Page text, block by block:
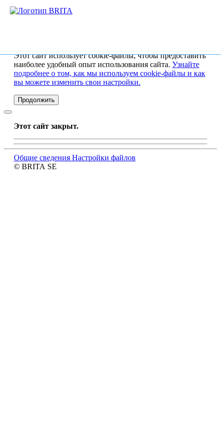
Этот сайт использует cookie-файлы, чтобы предоставить
наиболее удобный опыт использования сайта. Узнайте
подробнее о том, как мы используем cookie-файлы и как
вы можете изменить свои настройки.
Продолжить
Этот сайт закрыт.
Общие сведения Настройки файлов
© BRITA SE